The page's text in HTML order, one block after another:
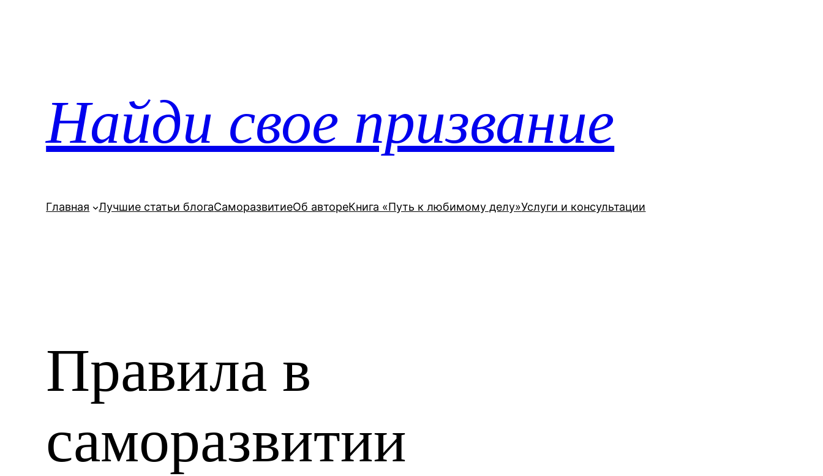
Найди свое призвание
Главная Лучшие статьи блогаСаморазвитиеОб автореКнига «Путь к любимому делу»Услуги и консультации
Правила в
саморазвитии